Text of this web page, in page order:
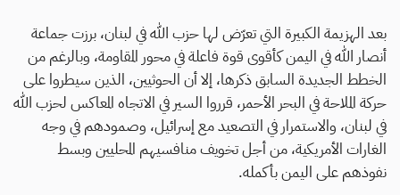
بعد الهزيمة الكبيرة التي تعرّض لها حزب الله في لبنان، برزت جماعة
أنصار الله في اليمن كأقوى قوة فاعلة في محور المقاومة، وبالرغم من
الخطط الجديدة السابق ذكرها، إلا أن الحوثيين، الذين سيطروا على
حركة الملاحة في البحر الأحمر، قرروا السير في الاتجاه المعاكس لحزب الله
في لبنان، والاستمرار في التصعيد مع إسرائيل، وصمودهم في وجه
الغارات الأمريكية، من أجل تخويف منافسيهم المحليين وبسط
نفوذهم على اليمن بأكمله.